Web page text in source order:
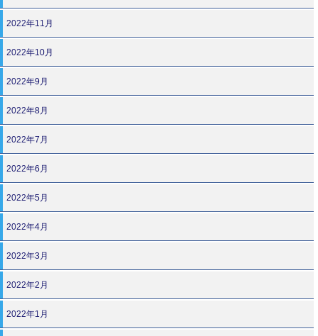
2022年11月
2022年10月
2022年9月
2022年8月
2022年7月
2022年6月
2022年5月
2022年4月
2022年3月
2022年2月
2022年1月